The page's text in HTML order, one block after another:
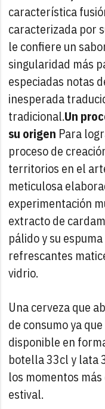
característica
caracterizada por
le confiere un
singularidad más
especiadas notas
inesperada
tradicional.Un
su origen Para
proceso de
territorios en el
meticulosa
experimentación
extracto de
pálido y su
refrescantes
vidrio.
Una cerveza que
de consumo ya
disponible en
botella 33cl y lata
los momentos
estival.